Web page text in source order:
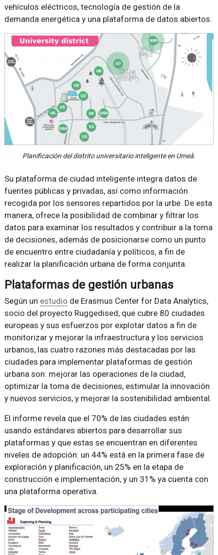
vehículos eléctricos, tecnología de gestión de la
demanda energética y una plataforma de datos abiertos.
Planificación del distrito universitario inteligente en Umeå.
Su plataforma de ciudad inteligente integra datos de
fuentes públicas y privadas, así como información
recogida por los sensores repartidos por la urbe. De esta
manera, ofrece la posibilidad de combinar y filtrar los
datos para examinar los resultados y contribuir a la toma
de decisiones, además de posicionarse como un punto
de encuentro entre ciudadanía y políticos, a fin de
realizar la planificación urbana de forma conjunta.
Plataformas de gestión urbanas
Según un estudio de Erasmus Center for Data Analytics,
socio del proyecto Ruggedised, que cubre 80 ciudades
europeas y sus esfuerzos por explotar datos a fin de
monitorizar y mejorar la infraestructura y los servicios
urbanos, las cuatro razones más destacadas por las
ciudades para implementar plataformas de gestión
urbana son: mejorar las operaciones de la ciudad,
optimizar la toma de decisiones, estimular la innovación
y nuevos servicios, y mejorar la sostenibilidad ambiental.
El informe revela que el 70% de las ciudades están
usando estándares abiertos para desarrollar sus
plataformas y que estas se encuentran en diferentes
niveles de adopción: un 44% está en la primera fase de
exploración y planificación, un 25% en la etapa de
construcción e implementación, y un 31% ya cuenta con
una plataforma operativa.